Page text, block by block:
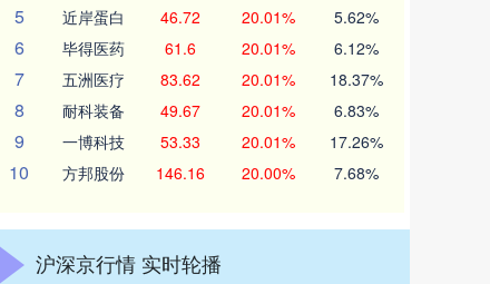
5 近岸蛋白 46.72 20.01% 5.62%
6 毕得医药 61.6 20.01% 6.12%
7 五洲医疗 83.62 20.01% 18.37%
8 耐科装备 49.67 20.01% 6.83%
9 一博科技 53.33 20.01% 17.26%
10 方邦股份 146.16 20.00% 7.68%
沪深京行情 实时轮播